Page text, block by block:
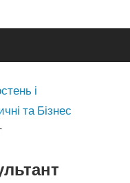
і
та Бізнес